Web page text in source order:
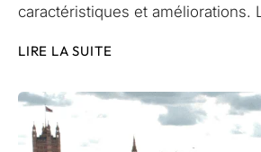
caractéristiques et améliorations.
LIRE LA SUITE